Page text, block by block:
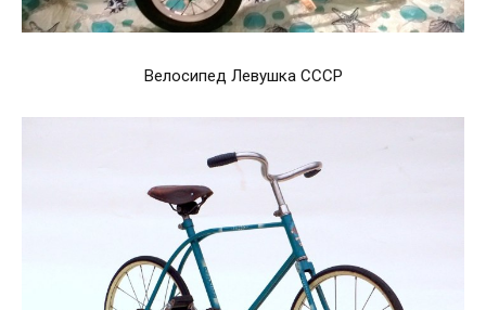
Велосипед Левушка СССР